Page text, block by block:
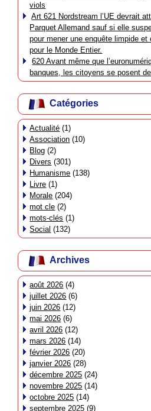
viols
Art 621 Nordstream l’UE devrait
Parquet Allemand sauf si elle
pour mener une enquête limpide
pour le Monde Entier.
620 Avant même que
banques, les citoyens se posent
Catégories
Actualité (1)
Association (10)
Blog (2)
Divers (301)
Humanisme (138)
Livre (1)
Morale (204)
mot cle (2)
mots-clés (1)
Social (132)
Archives
août 2026 (4)
juillet 2026 (6)
juin 2026 (12)
mai 2026 (6)
avril 2026 (12)
mars 2026 (14)
février 2026 (20)
janvier 2026 (28)
décembre 2025 (24)
novembre 2025 (14)
octobre 2025 (14)
septembre 2025 (9)